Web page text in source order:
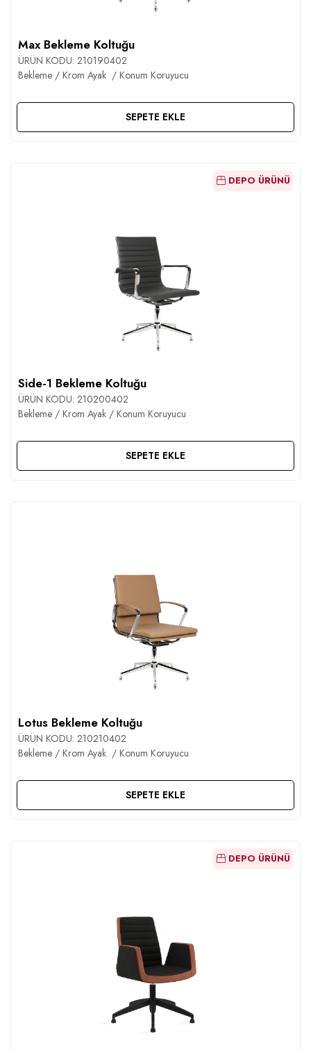
Max Bekleme Koltuğu
ÜRÜN KODU: 210190402
Bekleme / Krom Ayak / Konum Koruyucu
SEPETE EKLE
DEPO ÜRÜNÜ
Side-1 Bekleme Koltuğu
ÜRÜN KODU: 210200402
Bekleme / Krom Ayak / Konum Koruyucu
SEPETE EKLE
Lotus Bekleme Koltuğu
ÜRÜN KODU: 210210402
Bekleme / Krom Ayak / Konum Koruyucu
SEPETE EKLE
DEPO ÜRÜNÜ